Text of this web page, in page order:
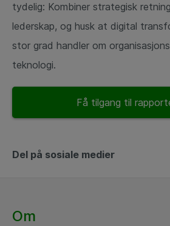
tydelig: Kombiner strategisk
lederskap, og husk at digital
stor grad handler om
teknologi.
Få tilgang til
Del på sosiale medier
Om